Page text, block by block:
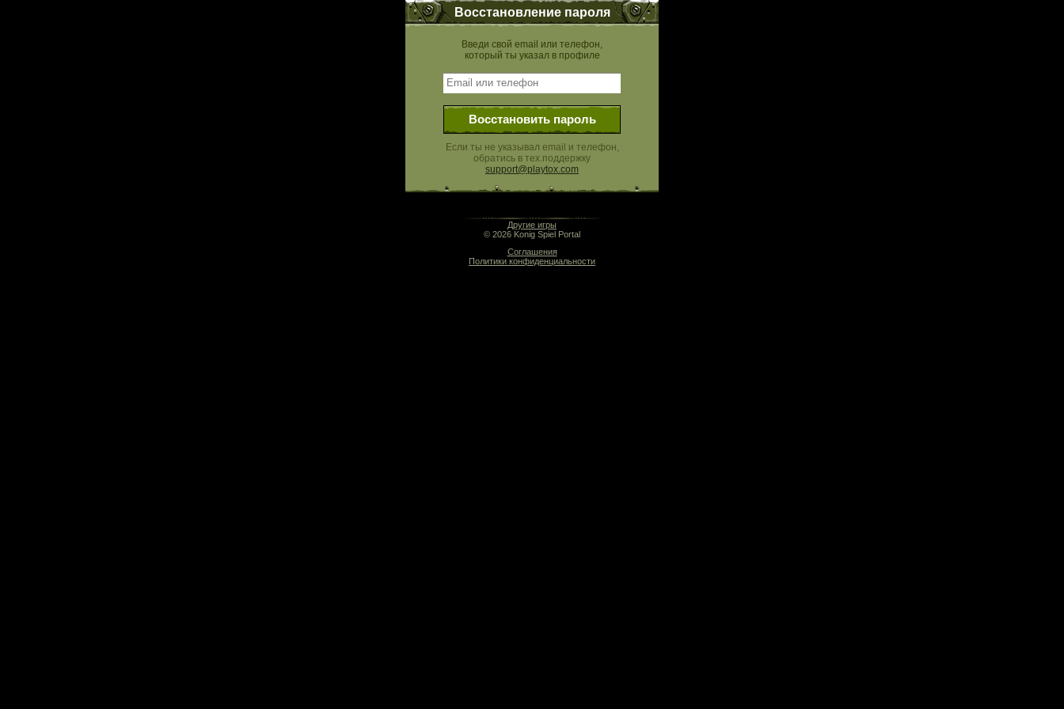
Восстановление пароля
Введи свой email или телефон,
который ты указал в профиле
Восстановить пароль
Если ты не указывал email и телефон,
обратись в тех.поддержку
support@playtox.com
Другие игры
© 2026 Konig Spiel Portal
Соглашения
Политики конфиденциальности